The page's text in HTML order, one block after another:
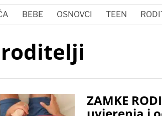
BEBE OSNOVCI TEEN
roditelji
ZAMKE